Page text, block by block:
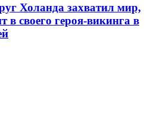
Холанда захватил мир,
в своего героя-викинга в